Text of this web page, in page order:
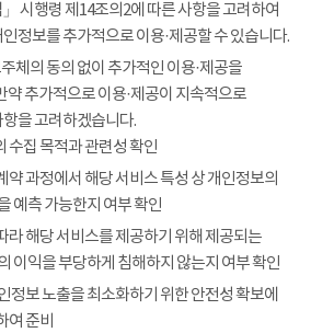
시행령 제14조의2에 따른 사항을 고려하여
정보를 추가적으로 이용·제공할 수 있습니다.
체의 동의 없이 추가적인 이용·제공을
약 추가적으로 이용·제공이 지속적으로
을 고려하겠습니다.
수집 목적과 관련성 확인
약 과정에서 해당 서비스 특성 상 개인정보의
예측 가능한지 여부 확인
라 해당 서비스를 제공하기 위해 제공되는
이익을 부당하게 침해하지 않는지 여부 확인
정보 노출을 최소화하기 위한 안전성 확보에
여 준비